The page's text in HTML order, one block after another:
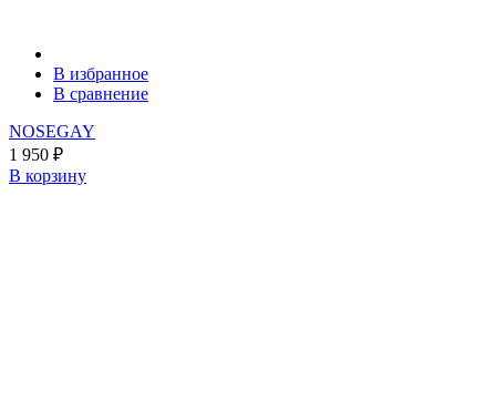
В избранное
В сравнение
NOSEGAY
1 950 ₽
В корзину